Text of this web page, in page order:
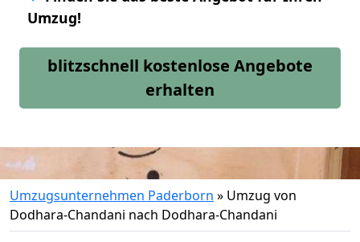
Umzug!
blitzschnell kostenlose Angebote
erhalten
Umzugsunternehmen Paderborn » Umzug von
Dodhara-Chandani nach Dodhara-Chandani